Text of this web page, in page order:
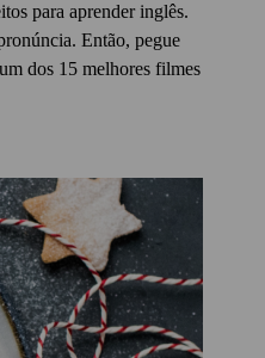
para aprender inglês.
Então, pegue
dos 15 melhores filmes